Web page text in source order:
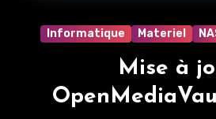
Informatique Materiel
Mise à